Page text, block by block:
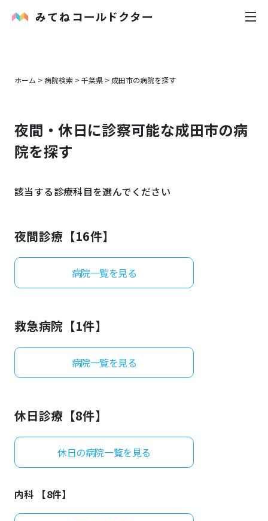
花粉症
感染症
お知らせ
よくあるご質問
ホーム > 病院検索 > 千葉県 > 成田市の病院を探す
夜間・休日に診察可能な成田市の病
院を探す
該当する診療科目を選んでください
夜間診療【16件】
病院一覧を見る
救急病院【1件】
病院一覧を見る
休日診療【8件】
休日の病院一覧を見る
内科 【8件】